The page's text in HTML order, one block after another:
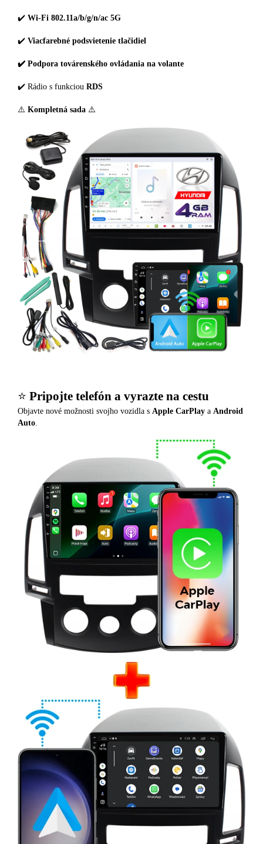
✔️ Wi-Fi 802.11a/b/g/n/ac 5G
✔️ Viacfarebné podsvietenie tlačidiel
✔️ Podpora továrenského ovládania na volante
✔️ Rádio s funkciou RDS
⚠️ Kompletná sada ⚠️
⭐️ Pripojte telefón a vyrazte na cestu
Objavte nové možnosti svojho vozidla s Apple CarPlay a Android
Auto